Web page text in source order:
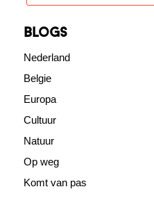
blogs
Nederland
Belgie
Europa
Cultuur
Natuur
Op weg
Komt van pas